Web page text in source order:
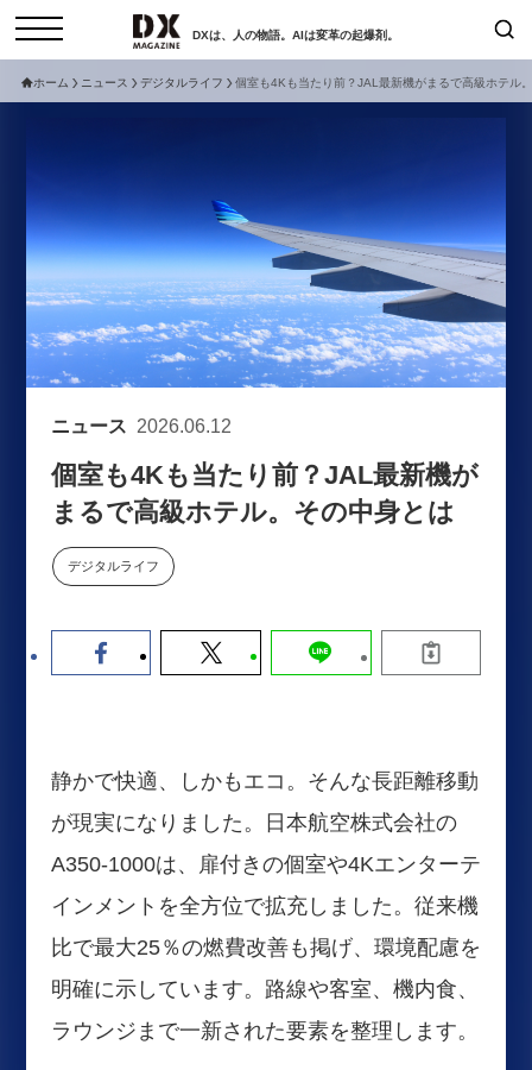
DXは、人の物語。AIは変革の起爆剤。
トップページ
特集
動画
サイトマップ
お問い合わせ
個人情報保護法について
採用情報
現在開催予定のセミナー
セミナー
【8/12開催】「イノベーションを
数値化する」～投資される事業の
学ぶ資金調達・巻き込みのリアル
2026-06-10
2026-08-07
ホーム ニュース デジタルライフ 個室も4Kも当たり前？JAL最新機がまるで高級ホテル
ニュース 2026.06.12
個室も4Kも当たり前？JAL最新機が
まるで高級ホテル。その中身とは
デジタルライフ
静かで快適、しかもエコ。そんな長距離移動
が現実になりました。日本航空株式会社の
A350-1000は、扉付きの個室や4Kエンターテ
インメントを全方位で拡充しました。従来機
比で最大25％の燃費改善も掲げ、環境配慮を
明確に示しています。路線や客室、機内食、
ラウンジまで一新された要素を整理します。